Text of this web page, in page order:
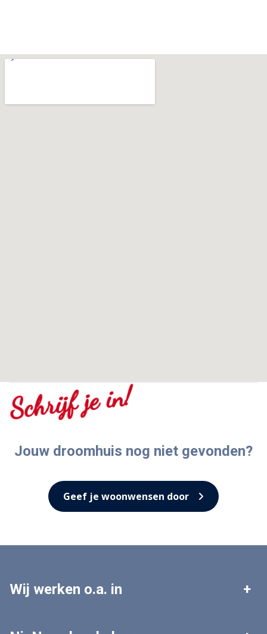
Jouw droomhuis nog niet gevonden?
Schrijf je in!
Geef je woonwensen door
Wij werken o.a. in